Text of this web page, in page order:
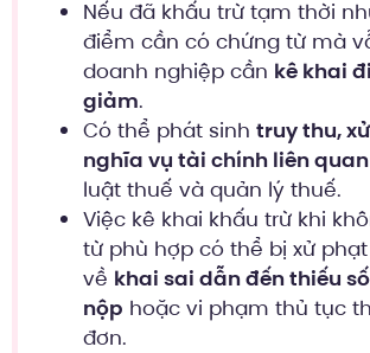
Nếu đã khấu trừ tạm thời
điểm cần có chứng từ mà
doanh nghiệp cần kê khai
giảm.
Có thể phát sinh truy thu,
nghĩa vụ tài chính liên quan
luật thuế và quản lý thuế.
Việc kê khai khấu trừ khi
từ phù hợp có thể bị xử
về khai sai dẫn đến thiếu
nộp hoặc vi phạm thủ tục
đơn.